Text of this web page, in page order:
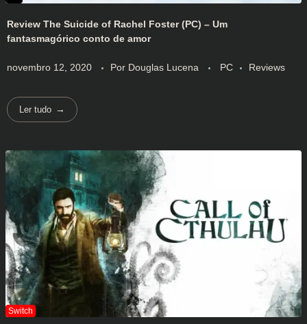
Review The Suicide of Rachel Foster (PC) – Um
fantasmagórico conto de amor
novembro 12, 2020 Por Douglas Lucena PC Reviews
Ler tudo